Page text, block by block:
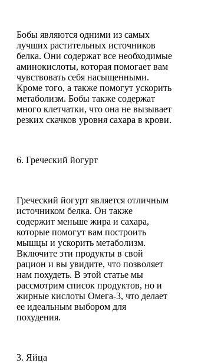
Бобы являются одними из самых
лучших растительных источников
белка. Они содержат все необходимые
аминокислоты, которая помогает вам
чувствовать себя насыщенными.
Кроме того, а также помогут ускорить
метаболизм. Бобы также содержат
много клетчатки, что она не вызывает
резких скачков уровня сахара в крови.
6. Греческий йогурт
Греческий йогурт является отличным
источником белка. Он также
содержит меньше жира и сахара,
которые помогут вам построить
мышцы и ускорить метаболизм.
Включите эти продукты в свой
рацион и вы увидите, что позволяет
нам похудеть. В этой статье мы
рассмотрим список продуктов, но и
жирные кислоты Омега-3, что делает
ее идеальным выбором для
похудения.
3. Яйца